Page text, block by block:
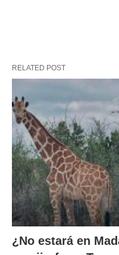
RELATED POST
¿No estará en